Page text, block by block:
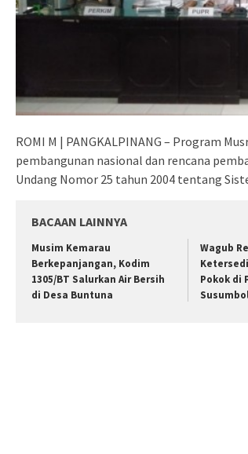
ROMI M | PANGKALPINANG – Program
pembangunan nasional dan rencana
Undang Nomor 25 tahun 2004 tentang
BACAAN LAINNYA
Musim Kemarau
Berkepanjangan, Kodim
1305/BT Salurkan Air Bersih
di Desa Buntuna
Wagub
Pokok di